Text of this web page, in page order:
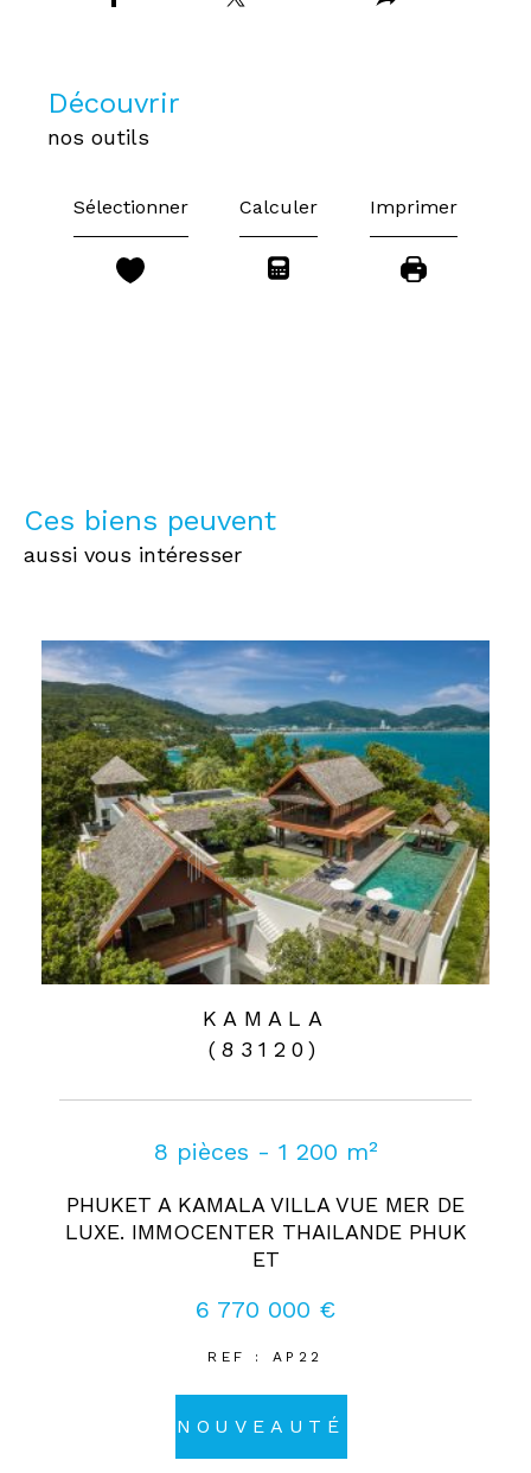
découvrir
nos outils
Sélectionner Calculer Imprimer
Ces biens peuvent
aussi vous intéresser
KAMALA
(83120)
8 pièces - 1 200 m²
PHUKET A KAMALA VILLA VUE MER DE
LUXE. IMMOCENTER THAILANDE PHUK
ET
6 770 000 €
REF : AP22
NOUVEAUTÉ